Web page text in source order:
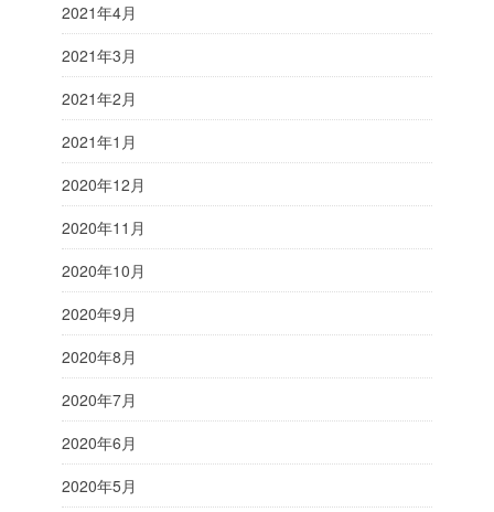
2021年4月
2021年3月
2021年2月
2021年1月
2020年12月
2020年11月
2020年10月
2020年9月
2020年8月
2020年7月
2020年6月
2020年5月